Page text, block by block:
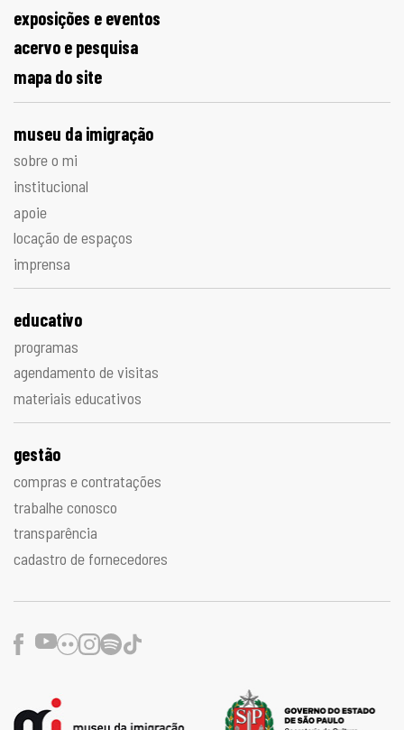
exposições e eventos
acervo e pesquisa
mapa do site
museu da imigração
sobre o mi
institucional
apoie
locação de espaços
imprensa
educativo
programas
agendamento de visitas
materiais educativos
gestão
compras e contratações
trabalhe conosco
transparência
cadastro de fornecedores
Facebook
Youtube
FlickrInstagram
Spotify
TikTok